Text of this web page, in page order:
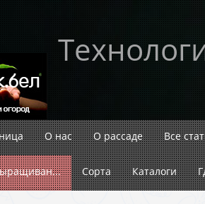
О нас О рассаде Все
Сорта Каталоги